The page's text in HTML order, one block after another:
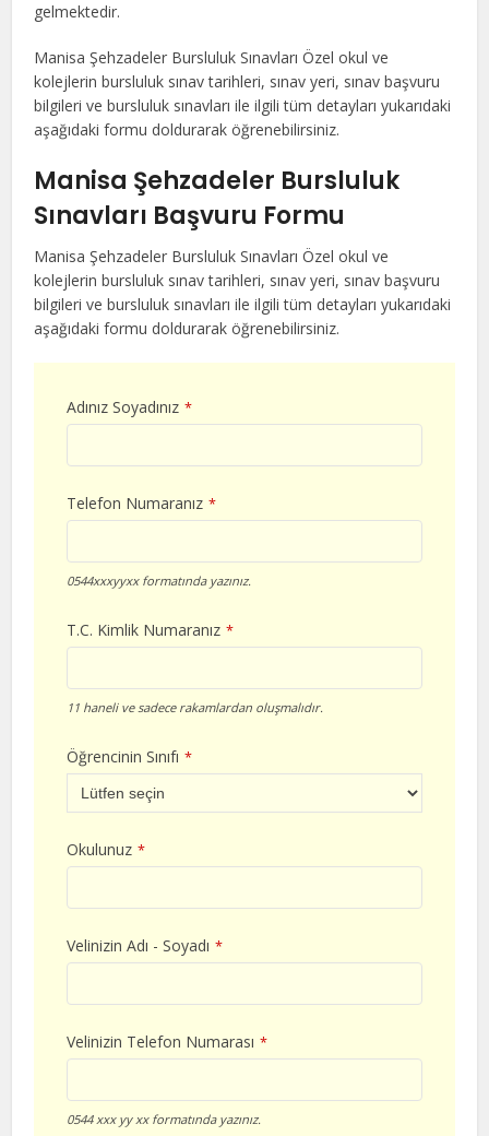
gelmektedir.
Manisa Şehzadeler Bursluluk Sınavları Özel okul ve
kolejlerin bursluluk sınav tarihleri, sınav yeri, sınav başvuru
bilgileri ve bursluluk sınavları ile ilgili tüm detayları yukarıdaki
aşağıdaki formu doldurarak öğrenebilirsiniz.
Manisa Şehzadeler Bursluluk
Sınavları Başvuru Formu
Manisa Şehzadeler Bursluluk Sınavları Özel okul ve
kolejlerin bursluluk sınav tarihleri, sınav yeri, sınav başvuru
bilgileri ve bursluluk sınavları ile ilgili tüm detayları yukarıdaki
aşağıdaki formu doldurarak öğrenebilirsiniz.
Adınız Soyadınız *
Telefon Numaranız *
0544xxxyyxx formatında yazınız.
T.C. Kimlik Numaranız *
11 haneli ve sadece rakamlardan oluşmalıdır.
Öğrencinin Sınıfı *
Okulunuz *
Velinizin Adı - Soyadı *
Velinizin Telefon Numarası *
0544 xxx yy xx formatında yazınız.